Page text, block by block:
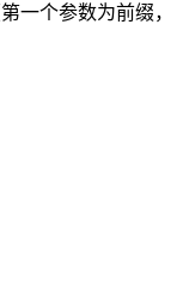
一个参数为前缀，